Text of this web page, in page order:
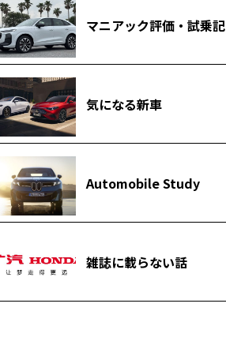
マニアック評価・試乗記
気になる新車
Automobile Study
雑誌に載らない話